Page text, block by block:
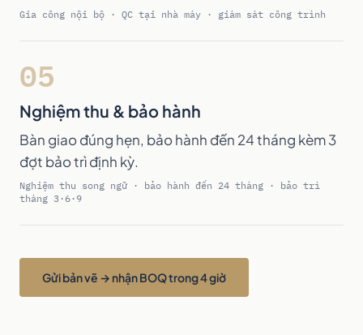
Gia công nội bộ · QC tại nhà máy · giám sát công trình
05
Nghiệm thu & bảo hành
Bàn giao đúng hẹn, bảo hành đến 24 tháng kèm 3
đợt bảo trì định kỳ.
Nghiệm thu song ngữ · bảo hành đến 24 tháng · bảo trì
tháng 3·6·9
Gửi bản vẽ → nhận BOQ trong 4 giờ